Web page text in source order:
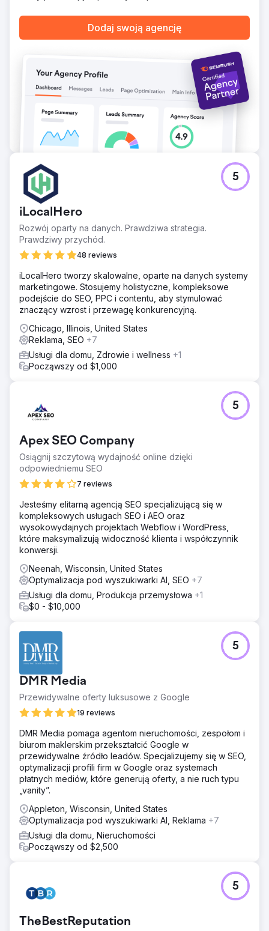
Dodaj swoją agencję
iLocalHero
Rozwój oparty na danych. Prawdziwa strategia.
Prawdziwy przychód.
48 reviews
5
iLocalHero tworzy skalowalne, oparte na danych systemy
marketingowe. Stosujemy holistyczne, kompleksowe
podejście do SEO, PPC i contentu, aby stymulować
znaczący wzrost i przewagę konkurencyjną.
Chicago, Illinois, United States
Reklama, SEO +7
Usługi dla domu, Zdrowie i wellness +1
Począwszy od $1,000
Apex SEO Company
Osiągnij szczytową wydajność online dzięki
odpowiedniemu SEO
7 reviews
5
Jesteśmy elitarną agencją SEO specjalizującą się w
kompleksowych usługach SEO i AEO oraz
wysokowydajnych projektach Webflow i WordPress,
które maksymalizują widoczność klienta i współczynnik
konwersji.
Neenah, Wisconsin, United States
Optymalizacja pod wyszukiwarki AI, SEO +7
Usługi dla domu, Produkcja przemysłowa +1
$0 - $10,000
DMR Media
Przewidywalne oferty luksusowe z Google
19 reviews
5
DMR Media pomaga agentom nieruchomości, zespołom i
biurom maklerskim przekształcić Google w
przewidywalne źródło leadów. Specjalizujemy się w SEO,
optymalizacji profili firm w Google oraz systemach
płatnych mediów, które generują oferty, a nie ruch typu
„vanity”.
Appleton, Wisconsin, United States
Optymalizacja pod wyszukiwarki AI, Reklama +7
Usługi dla domu, Nieruchomości
Począwszy od $2,500
TheBestReputation
5